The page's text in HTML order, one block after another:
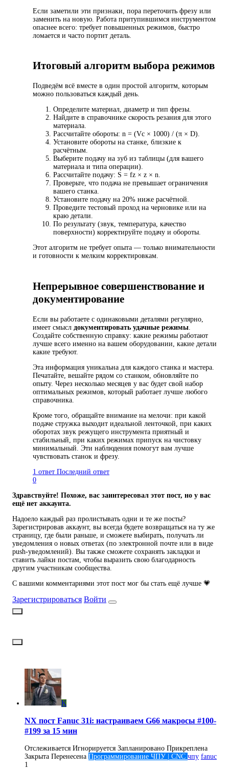
Если заметили эти признаки, пора переточить фрезу или
заменить на новую. Работа притупившимся инструментом
опаснее всего: требует повышенных режимов, быстро
ломается и часто портит деталь.
Итоговый алгоритм выбора режимов
Подведём всё вместе в один простой алгоритм, которым
можно пользоваться каждый день.
Определите материал, диаметр и тип фрезы.
Найдите в справочнике скорость резания для этого
материала.
Рассчитайте обороты: n = (Vc × 1000) / (π × D).
Установите обороты на станке, близкие к
расчётным.
Выберите подачу на зуб из таблицы (для вашего
материала и типа операции).
Рассчитайте подачу: S = fz × z × n.
Проверьте, что подача не превышает ограничения
вашего станка.
Установите подачу на 20% ниже расчётной.
Проведите тестовый проход на черновике или на
краю детали.
По результату (звук, температура, качество
поверхности) корректируйте подачу и обороты.
Этот алгоритм не требует опыта — только внимательности
и готовности к мелким корректировкам.
Непрерывное совершенствование и
документирование
Если вы работаете с одинаковыми деталями регулярно,
имеет смысл документировать удачные режимы
Создайте собственную справку: какие режимы работают
лучше всего именно на вашем оборудовании, какие детали
какие требуют.
Эта информация уникальна для каждого станка и мастера.
Печатайте, вешайте рядом со станком, обновляйте по
опыту. Через несколько месяцев у вас будет свой набор
оптимальных режимов, который работает лучше любого
справочника.
Кроме того, обращайте внимание на мелочи: при какой
подаче стружка выходит идеальной ленточкой, при каких
оборотах звук режущего инструмента приятный и
стабильный, при каких режимах припуск на чистовку
минимальный. Эти наблюдения помогут вам лучше
чувствовать станок и фрезу.
1 ответ Последний ответ
0
Здравствуйте! Похоже, вас заинтересовал этот пост, но у вас
ещё нет аккаунта.
Надоело каждый раз пролистывать одни и те же посты?
Зарегистрировав аккаунт, вы всегда будете возвращаться на ту же
страницу, где были раньше, и сможете выбирать, получать ли
уведомления о новых ответах (по электронной почте или в виде
push-уведомлений). Вы также сможете сохранять закладки и
ставить лайки постам, чтобы выразить свою благодарность
другим участникам сообщества.
С вашими комментариями этот пост мог бы стать ещё лучше 💗
Зарегистрироваться Войти
K
NX пост Fanuc 31i: настраиваем G66 макросы #100-
#199 за 15 мин
Отслеживается Игнорируется Запланировано Прикреплена
Закрыта Перенесена Программирование ЧПУ | CNC чпу fanuc
1